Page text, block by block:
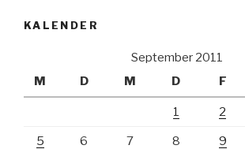
KALENDER
September 2011
M
D M D F
1 2
5 6 7 8 9